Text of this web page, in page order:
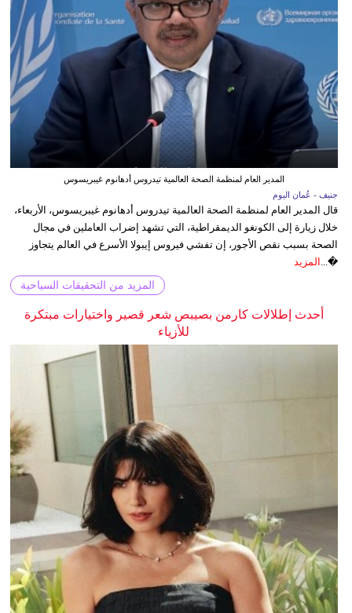
المدير العام لمنظمة الصحة العالمية تيدروس أدهانوم غيبريسوس
جنيف - عُمان اليوم
قال المدير العام لمنظمة الصحة العالمية تيدروس أدهانوم غيبريسوس، الأربعاء،
خلال زيارة إلى الكونغو الديمقراطية، التي تشهد إضراب العاملين في مجال
الصحة بسبب نقص الأجور، إن تفشي فيروس إيبولا الأسرع في العالم يتجاوز
�... المزيد
المزيد من التحقيقات السياحية
أحدث إطلالات كارمن بصيبص شعر قصير واختيارات مبتكرة
للأزياء